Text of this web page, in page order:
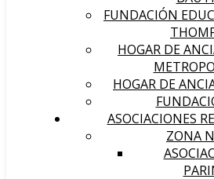
FUNDACIÓN
HOGAR DE
HOGAR DE
ASOCIACIONES
ZONA